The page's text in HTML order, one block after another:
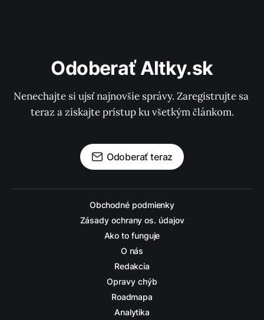
Odoberať Altky.sk
Nenechajte si ujsť najnovšie správy. Zaregistrujte sa
teraz a získajte prístup ku všetkým článkom.
Odoberať teraz
Obchodné podmienky
Zásady ochrany os. údajov
Ako to funguje
O nás
Redakcia
Opravy chýb
Roadmapa
Analytika